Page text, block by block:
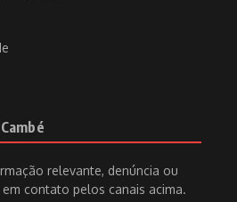
relevante, denúncia ou
contato pelos canais acima.